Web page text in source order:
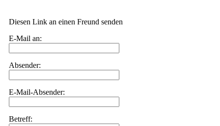
Diesen Link an einen Freund senden
E-Mail an:
Absender:
E-Mail-Absender:
Betreff: